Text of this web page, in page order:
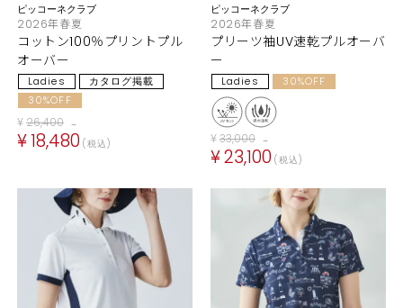
ピッコーネクラブ
2026年春夏
コットン100％プリントプル
オーバー
Ladies
カタログ掲載
30%OFF
¥26,400 →
¥18,480 税込
ピッコーネクラブ
2026年春夏
プリーツ袖UV速乾プルオーバ
ー
Ladies 30%OFF
¥33,000 →
¥23,100 税込